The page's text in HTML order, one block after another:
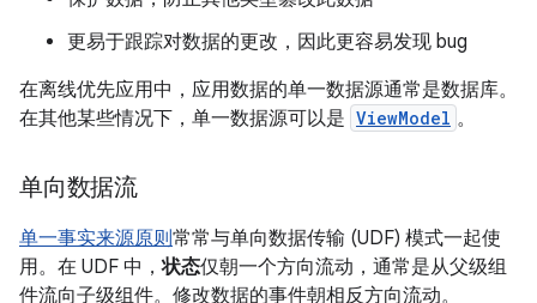
更易于跟踪对数据的更改，因此更容易发现 bug
在离线优先应用中，应用数据的单一数据源通常是数据库。
在其他某些情况下，单一数据源可以是 ViewModel 。
单向数据流
单一事实来源原则常常与单向数据传输 (UDF) 模式一起使
用。在 UDF 中，状态仅朝一个方向流动，通常是从父级组
件流向子级组件。修改数据的事件朝相反方向流动。